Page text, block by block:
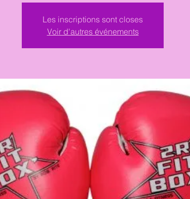
Les inscriptions sont closes
Voir d'autres événements